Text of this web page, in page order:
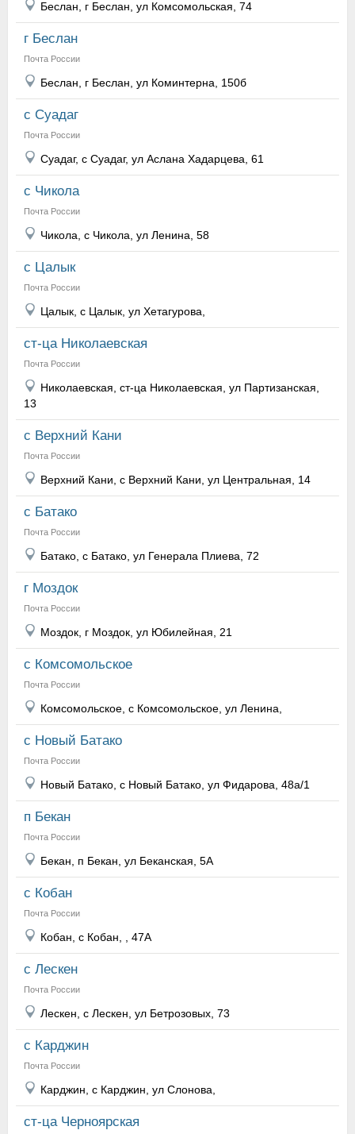
Беслан, г Беслан, ул Комсомольская, 74
г Беслан
Почта России
Беслан, г Беслан, ул Коминтерна, 150б
с Суадаг
Почта России
Суадаг, с Суадаг, ул Аслана Хадарцева, 61
с Чикола
Почта России
Чикола, с Чикола, ул Ленина, 58
с Цалык
Почта России
Цалык, с Цалык, ул Хетагурова,
ст-ца Николаевская
Почта России
Николаевская, ст-ца Николаевская, ул Партизанская,
13
с Верхний Кани
Почта России
Верхний Кани, с Верхний Кани, ул Центральная, 14
с Батако
Почта России
Батако, с Батако, ул Генерала Плиева, 72
г Моздок
Почта России
Моздок, г Моздок, ул Юбилейная, 21
с Комсомольское
Почта России
Комсомольское, с Комсомольское, ул Ленина,
с Новый Батако
Почта России
Новый Батако, с Новый Батако, ул Фидарова, 48а/1
п Бекан
Почта России
Бекан, п Бекан, ул Беканская, 5А
с Кобан
Почта России
Кобан, с Кобан, , 47А
с Лескен
Почта России
Лескен, с Лескен, ул Бетрозовых, 73
с Карджин
Почта России
Карджин, с Карджин, ул Слонова,
ст-ца Черноярская